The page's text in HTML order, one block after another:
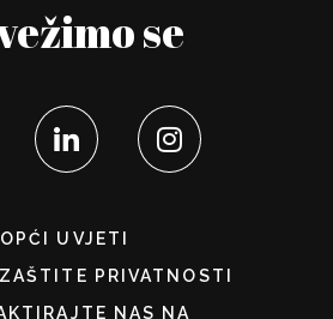
se
OPĆI UVJETI
PRIVATNOSTI
NAS NA